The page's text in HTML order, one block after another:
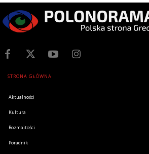
STRONA GŁÓWNA
Aktualności
Kultura
Rozmaitości
Poradnik